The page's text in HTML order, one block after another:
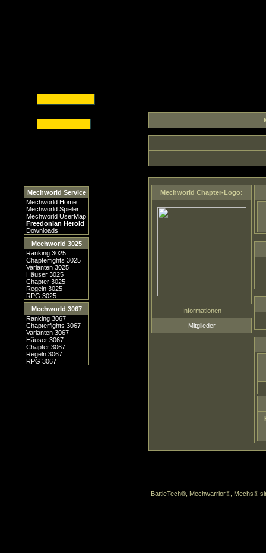
Mechworld Service
Mechworld Home
Mechworld Spieler
Mechworld UserMap
Freedonian Herold
Downloads
Mechworld 3025
Ranking 3025
Chapterfights 3025
Varianten 3025
Häuser 3025
Chapter 3025
Regeln 3025
RPG 3025
Mechworld 3067
Ranking 3067
Chapterfights 3067
Varianten 3067
Häuser 3067
Chapter 3067
Regeln 3067
RPG 3067
Mechworld Chapter-Logo:
Informationen
Mitglieder
BattleTech®, Mechwarrior®, Mechs®